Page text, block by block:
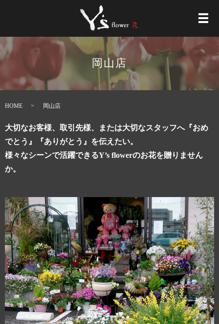
メ
岡山店
HOME 岡山店
大切なお客様、取引先様、または大切なスタッフへ『おめ
でとう』『ありがとう』を伝えたい。
様々なシーンで活躍できるY’s flowerのお花を贈りません
か。